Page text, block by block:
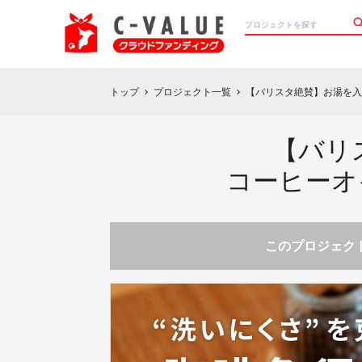
トップ chevron_right プロジェクト一覧 chevron_right 【バリスタ絶賛】お湯を
【バ
コーヒー
このプロジェク